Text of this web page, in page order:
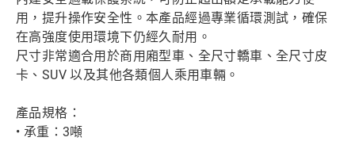
用，提升操作安全性。本產品經過專業循環測試，確保
在高強度使用環境下仍經久耐用。
尺寸非常適合用於商用廂型車、全尺寸轎車、全尺寸皮
卡、SUV 以及其他各類個人乘用車輛。
產品規格：
• 承重：3噸